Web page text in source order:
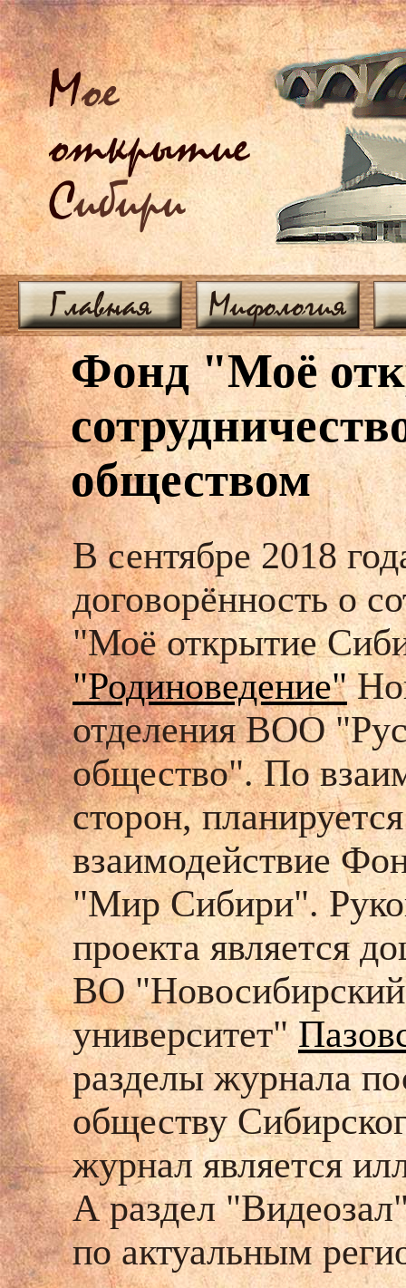
Мое
открытие
Сибири
Главная Мифология
Фонд "Моё
обществом
В сентябре 2018
договорённость о
"Моё открытие
"Родиноведение"
отделения ВОО
общество". По
сторон,
взаимодействие
"Мир Сибири".
проекта является
ВО "Новосибирский
университет"
разделы журнала
обществу
журнал является
А раздел
по актуальным